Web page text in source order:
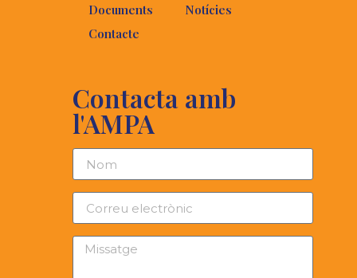
Documents
Notícies
Contacte
Contacta amb
l'AMPA